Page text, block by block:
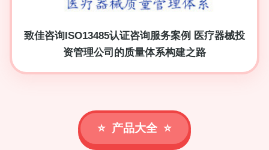
致佳咨询ISO13485认证咨询服务案例 医疗器械投
资管理公司的质量体系构建之路
产品大全